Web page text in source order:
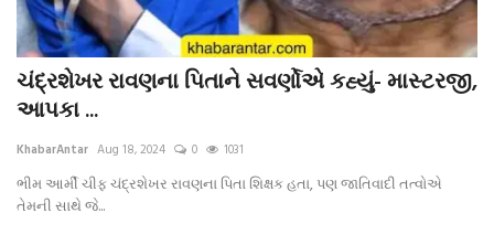
ચંદ્રશેખર રાવણના પિતાને સવર્ણોએ કહ્યું- માસ્ટરજી,
આપકા ...
KhabarAntar Aug 18, 2024 0 1031
ભીમ આર્મી ચીફ ચંદ્રશેખર રાવણના પિતા શિક્ષક હતા, પણ જાતિવાદી તત્વોએ
તેમની સાથે જે...